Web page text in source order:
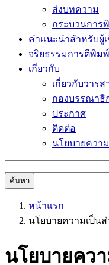
ส่งบทความ
กระบวนการ
คำแนะนำสำหรับผู้
จริยธรรมการตีพิมพ์
เกี่ยวกับ
เกี่ยวกับวารส
กองบรรณาธิ
ประกาศ
ติดต่อ
นโยบายควา
ค้นหา
หน้าแรก
นโยบายความเป็น
นโยบายคว